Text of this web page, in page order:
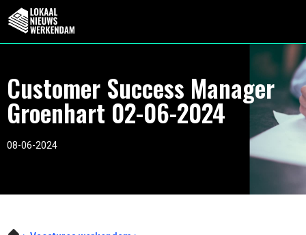
Customer Success Manager
Groenhart 02-06-2024
08-06-2024